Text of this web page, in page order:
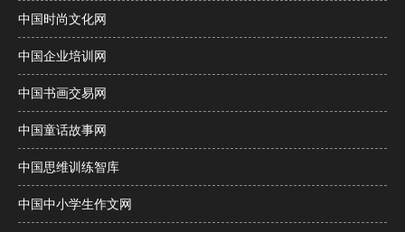
中国时尚文化网
中国企业培训网
中国书画交易网
中国童话故事网
中国思维训练智库
中国中小学生作文网